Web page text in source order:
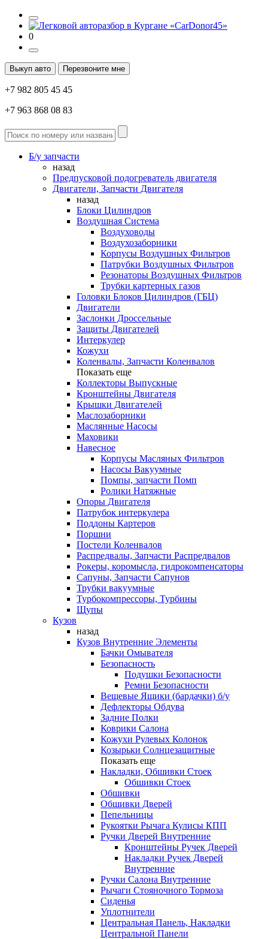
0
Выкуп авто Перезвоните мне
+7 982 805 45 45
+7 963 868 08 83
Б/у запчасти
назад
Предпусковой подогреватель двигателя
Двигатели, Запчасти Двигателя
назад
Блоки Цилиндров
Воздушная Система
Воздуховоды
Воздухозаборники
Корпусы Воздушных Фильтров
Патрубки Воздушных Фильтров
Резонаторы Воздушных Фильтров
Трубки картерных газов
Головки Блоков Цилиндров (ГБЦ)
Двигатели
Заслонки Дроссельные
Защиты Двигателей
Интеркулер
Кожухи
Коленвалы, Запчасти Коленвалов
Показать еще
Коллекторы Выпускные
Кронштейны Двигателя
Крышки Двигателей
Маслозаборники
Маслянные Насосы
Маховики
Навесное
Корпусы Масляных Фильтров
Насосы Вакуумные
Помпы, запчасти Помп
Ролики Натяжные
Опоры Двигателя
Патрубок интеркулера
Поддоны Картеров
Поршни
Постели Коленвалов
Распредвалы, Запчасти Распредвалов
Рокеры, коромысла, гидрокомпенсаторы
Сапуны, Запчасти Сапунов
Трубки вакуумные
Турбокомпрессоры, Турбины
Щупы
Кузов
назад
Кузов Внутренние Элементы
Бачки Омывателя
Безопасность
Подушки Безопасности
Ремни Безопасности
Вещевые Ящики (бардачки) б/у
Дефлекторы Обдува
Задние Полки
Коврики Салона
Кожухи Рулевых Колонок
Козырьки Солнцезащитные
Показать еще
Накладки, Обшивки Стоек
Обшивки Стоек
Обшивки
Обшивки Дверей
Пепельницы
Рукоятки Рычага Кулисы КПП
Ручки Дверей Внутренние
Кронштейны Ручек Дверей
Накладки Ручек Дверей
Внутренние
Ручки Салона Внутренние
Рычаги Стояночного Тормоза
Сиденья
Уплотнители
Центральная Панель, Накладки
Центральной Панели